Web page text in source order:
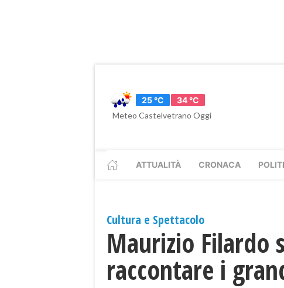
25 °C
34 °C
Meteo Castelvetrano Oggi
ATTUALITÀ CRONACA
Cultura e Spettacolo
Maurizio Filardo
raccontare i